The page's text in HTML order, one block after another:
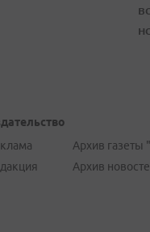
Архив газеты
Архив